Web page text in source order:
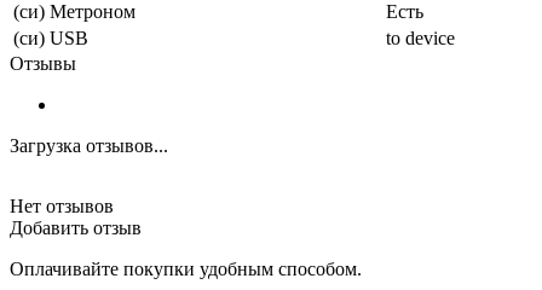
(си) Метроном
Есть
(си) USB
to device
Отзывы
Загрузка отзывов...
Нет отзывов
Добавить отзыв
Оплачивайте покупки удобным способом.